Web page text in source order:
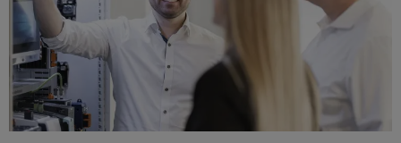
automatizace
Tradiční
energetika
Budoucnost
osvědčené
výroby
Výrobce
zařízení
Konektory
Dotykové
panely
Technické
a vizualizační
nástroje
stánek
IoT